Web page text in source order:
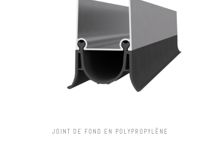
JOINT DE FOND EN POLYPROPYLÈNE